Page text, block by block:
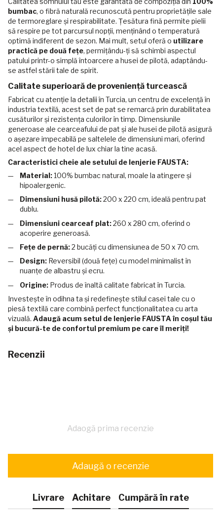
bumbac, o fibră naturală recunoscută pentru proprietățile sale
de termoreglare și respirabilitate. Țesătura fină permite pielii
să respire pe tot parcursul nopții, menținând o temperatură
optimă indiferent de sezon. Mai mult, setul oferă o utilizare
practică pe două fețe, permițându-ți să schimbi aspectul
patului printr-o simplă întoarcere a husei de pilotă, adaptându-
se astfel stării tale de spirit.
Calitate superioară de proveniență turcească
Fabricat cu atenție la detalii în Turcia, un centru de excelență în
industria textilă, acest set de pat se remarcă prin durabilitatea
cusăturilor și rezistența culorilor în timp. Dimensiunile
generoase ale cearceafului de pat și ale husei de pilotă asigură
o așezare impecabilă pe saltelele de dimensiuni mari, oferind
acel aspect de hotel de lux chiar la tine acasă.
Caracteristici cheie ale setului de lenjerie FAUSTA:
Material:100% bumbac natural, moale la atingere și
hipoalergenic.
Dimensiuni husă pilotă:200 x 220 cm, ideală pentru pat
dublu.
Dimensiuni cearceaf plat:260 x 280 cm, oferind o
acoperire generoasă.
Fețe de pernă:2 bucăți cu dimensiunea de 50 x 70 cm.
Design: Reversibil (două fețe) cu model minimalist în
nuanțe de albastru și ecru.
Origine: Produs de înaltă calitate fabricat în Turcia.
Investește în odihna ta și redefinește stilul casei tale cu o
piesă textilă care combină perfect funcționalitatea cu arta
vizuală. Adaugă acum setul de lenjerie FAUSTA în coșul tău
și bucură-te de confortul premium pe care îl meriți!
Recenzii
Adaogă prima recenzie
Adaugă o recenzie
Livrare Achitare Cumpără în rate